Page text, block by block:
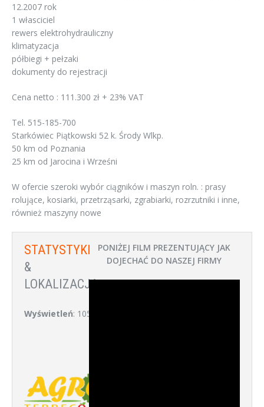
12.2007 rok
1 własciciel
rewers elektrohydrauliczny
klimatyzacja
półbiegi + pełzaki
dokumenty do rejestracji
Cena netto : 111.300 zł + 23% VAT
Tel. 515-185-700
Starkówiec Piątkowski 52 k. Środy Wlkp.
50 km od Poznania
25 km od Jarocina i Wrześni
W ofercie szeroki wybór ciągników i maszyn roln. : prasy
rolujące, kosiarki, przetrząsarki, zgrabiarki, rozrzutniki i inne,
również maszyny nowe
STATYSTYKI
&
LOKALIZACJA:
Wyświetleń: 1052
PONIŻEJ FILM PREZENTUJĄCY JAK
DOJECHAĆ DO NASZEJ FIRMY